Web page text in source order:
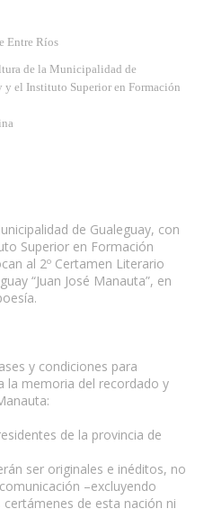
Entre Ríos
de la Municipalidad de
y el Instituto Superior en Formación
de Gualeguay, con
Superior en Formación
al 2º Certamen Literario
“Juan José Manauta”, en
y condiciones para
la memoria del recordado y
de la provincia de
ser originales e inéditos, no
–excluyendo
de esta nación ni